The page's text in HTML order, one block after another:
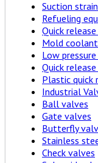
Suction
Refueling
Quick
Mold coolant
Low
Quick
Plastic quick
Industrial
Ball valves
Gate valves
Butterfly
Stainless
Check valves